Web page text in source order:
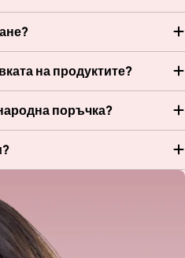
на продуктите?
поръчка?